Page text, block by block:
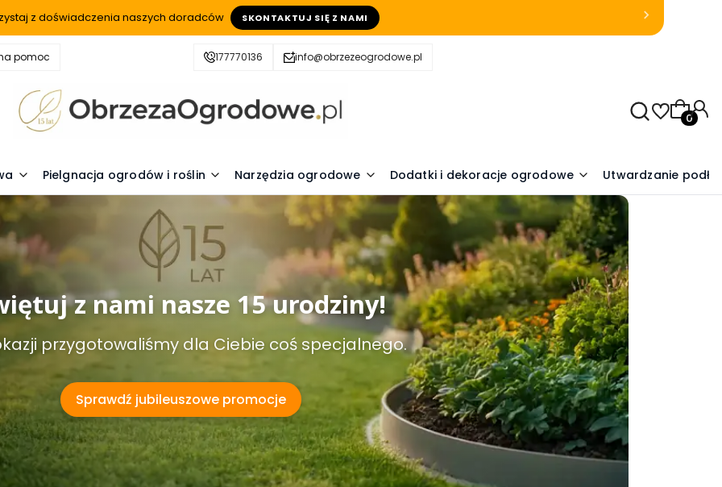
z doświadczenia naszych doradców SKONTAKTUJ SIĘ Z NAMI
pomoc 177770136 info@obrzezeogrodowe.pl
Pielgnacja ogrodów i roślin Narzędzia ogrodowe Dodatki i dekoracje ogrodowe Utwardzanie
z nami nasze 15 urodziny!
przygotowaliśmy dla Ciebie coś specjalnego.
Sprawdź jubileuszowe promocje